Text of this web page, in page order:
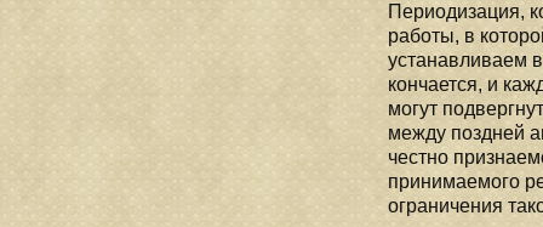
Периодизация,
работы, в
устанавливаем
кончается, и
могут
между поздней
честно
принимаемого
ограничения